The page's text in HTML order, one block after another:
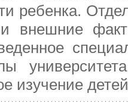
ребенка.
и внешние
изучение